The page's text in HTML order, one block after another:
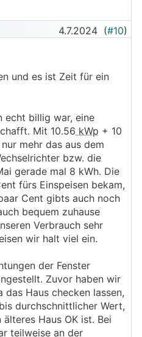
4.7.2024 (#10)
und es ist Zeit für ein
echt billig war, eine
Mit 10.56 kWp + 10
mehr das aus dem
bzw. die
gerade mal 8 kWh. Die
fürs Einspeisen bekam,
Cent gibts auch noch
bequem zuhause
Verbrauch sehr
wir halt viel ein.
der Fenster
Zuvor haben wir
das Haus checken lassen,
durchschnittlicher Wert,
Haus OK ist. Bei
teilweise an der